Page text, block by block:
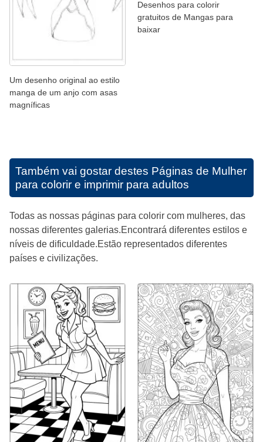
Um desenho original ao estilo
manga de um anjo com asas
magníficas
Desenhos para colorir
gratuitos de Mangas para
baixar
Também vai gostar destes Páginas de Mulher
para colorir e imprimir para adultos
Todas as nossas páginas para colorir com mulheres, das
nossas diferentes galerias.Encontrará diferentes estilos e
níveis de dificuldade.Estão representados diferentes
países e civilizações.